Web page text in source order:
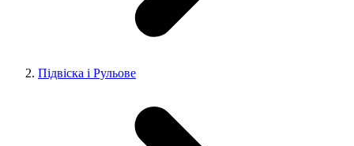
Підвіска і Рульове